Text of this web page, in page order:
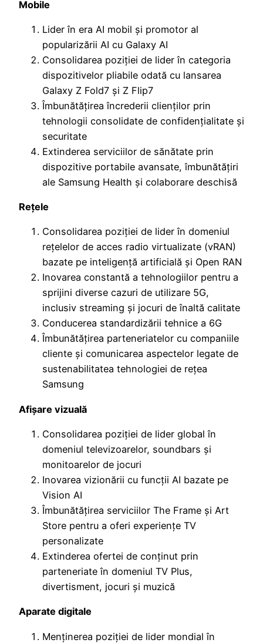
Mobile
Lider în era AI mobil și promotor al
popularizării AI cu Galaxy AI
Consolidarea poziției de lider în categoria
dispozitivelor pliabile odată cu lansarea
Galaxy Z Fold7 și Z Flip7
Îmbunătățirea încrederii clienților prin
tehnologii consolidate de confidențialitate și
securitate
Extinderea serviciilor de sănătate prin
dispozitive portabile avansate, îmbunătățiri
ale Samsung Health și colaborare deschisă
Rețele
Consolidarea poziției de lider în domeniul
rețelelor de acces radio virtualizate (vRAN)
bazate pe inteligență artificială și Open RAN
Inovarea constantă a tehnologiilor pentru a
sprijini diverse cazuri de utilizare 5G,
inclusiv streaming și jocuri de înaltă calitate
Conducerea standardizării tehnice a 6G
Îmbunătățirea parteneriatelor cu companiile
cliente și comunicarea aspectelor legate de
sustenabilitatea tehnologiei de rețea
Samsung
Afișare vizuală
Consolidarea poziției de lider global în
domeniul televizoarelor, soundbars și
monitoarelor de jocuri
Inovarea vizionării cu funcții AI bazate pe
Vision AI
Îmbunătățirea serviciilor The Frame și Art
Store pentru a oferi experiențe TV
personalizate
Extinderea ofertei de conținut prin
parteneriate în domeniul TV Plus,
divertisment, jocuri și muzică
Aparate digitale
Menținerea poziției de lider mondial în